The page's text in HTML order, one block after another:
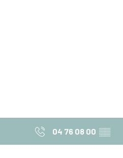
04 76 08 00 ▒▒